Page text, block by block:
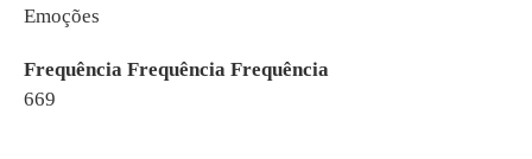
Emoções
Frequência Frequência Frequência
669